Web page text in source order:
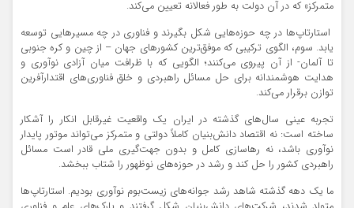
متمرکز» که در آن دولت به طور فعالانه تعیین می‌کند.
استارتاپ‌ها در چه حوزه‌هایی شکل بگیرند و فناوری در چه مسیرهایی توسعه
یابد. سوم، الگوی ترکیبی که موفق‌ترین کشورهای جهان – از چین و کره جنوبی
تا آلمان- از آن پیروی می‌کنند؛ الگویی که با ظرافت میان آزادی نوآوری و
هدایت هوشمندانه برای حل مسائل راهبردی و خلق فناوری‌های اقتدارآفرین
توازن برقرار می‌کند.
تجربه عینی سال‌های گذشته در ایران یک واقعیت غیرقابل انکار را آشکار
ساخته است: نه اقتصاد دانش‌بنیان کاملاً دولتی و متمرکز می‌تواند موتور پایدار
نوآوری باشد، نه رهاسازی کامل و بدون جهت‌گیری ملی قادر است مسائل
راهبردی کشور را حل کند و رشد در حوزه‌های نوظهور را شتاب ببخشد.
ما یک دهه گذشته شاهد رشد جوانه‌های زیست‌بوم نوآوری بودیم. استارتاپ‌ها